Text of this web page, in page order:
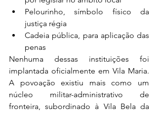
Pelourinho, símbolo físico da
justiça régia
Cadeia pública, para aplicação das
penas
Nenhuma dessas instituições foi
implantada oficialmente em Vila Maria.
A povoação existiu mais como um
núcleo militar-administrativo de
fronteira, subordinado à Vila Bela da